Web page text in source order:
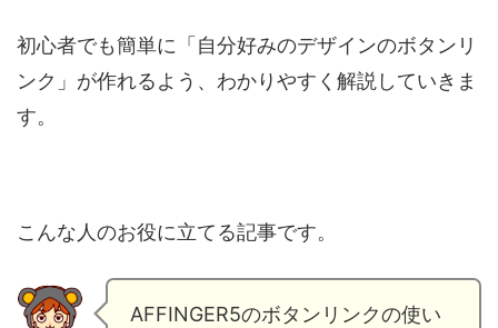
初心者でも簡単に「自分好みのデザインのボタンリ
ンク」が作れるよう、わかりやすく解説していきま
す。
こんな人のお役に立てる記事です。
AFFINGER5のボタンリンクの使い